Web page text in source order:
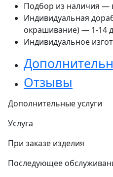
Подбор из наличия —
Индивидуальная
окрашивание) — 1-14
Индивидуальное
Отзывы
Дополнительные услуги
Услуга
При заказе изделия
Последующее